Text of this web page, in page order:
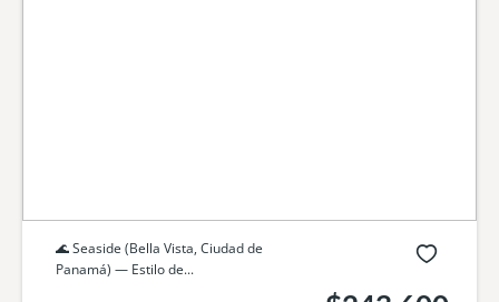
🌊 Seaside (Bella Vista, Ciudad de
Panamá) — Estilo de...